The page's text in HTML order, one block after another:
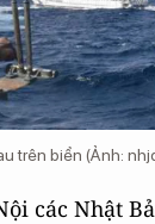
trên biển (Ảnh:
các Nhật